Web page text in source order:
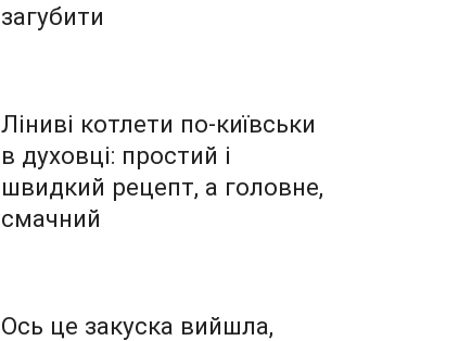
загубити
Ліниві котлети по-київськи
в духовці: простий і
швидкий рецепт, а головне,
смачний
Ось це закуска вийшла,